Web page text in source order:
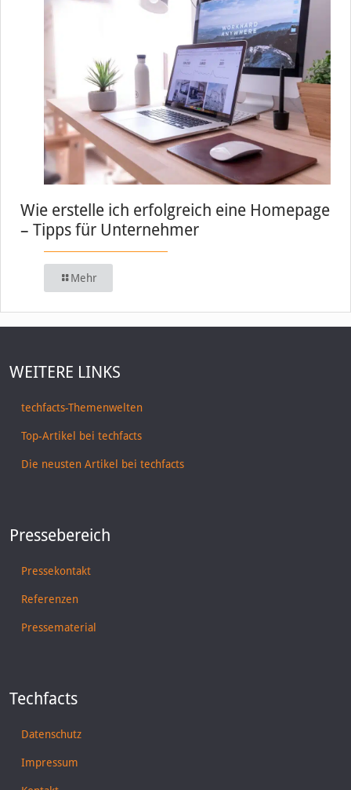
Wie erstelle ich erfolgreich eine Homepage
– Tipps für Unternehmer
Mehr
WEITERE LINKS
techfacts-Themenwelten
Top-Artikel bei techfacts
Die neusten Artikel bei techfacts
Pressebereich
Pressekontakt
Referenzen
Pressematerial
Techfacts
Datenschutz
Impressum